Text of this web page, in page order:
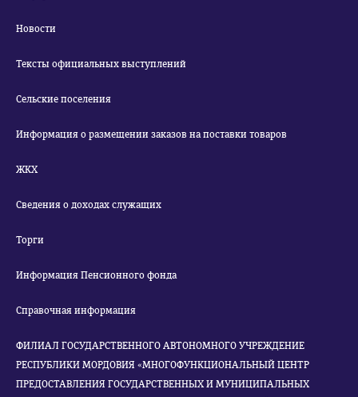
Новости
Тексты официальных выступлений
Сельские поселения
Информация о размещении заказов на поставки товаров
ЖКХ
Сведения о доходах служащих
Торги
Информация Пенсионного фонда
Справочная информация
ФИЛИАЛ ГОСУДАРСТВЕННОГО АВТОНОМНОГО УЧРЕЖДЕНИЕ
РЕСПУБЛИКИ МОРДОВИЯ «МНОГОФУНКЦИОНАЛЬНЫЙ ЦЕНТР
ПРЕДОСТАВЛЕНИЯ ГОСУДАРСТВЕННЫХ И МУНИЦИПАЛЬНЫХ